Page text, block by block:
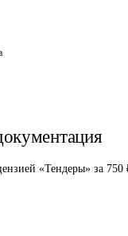
«Тендеры» за 750